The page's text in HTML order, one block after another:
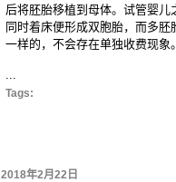
后将胚胎移植到母体。试管婴
同时着床便形成双胞胎，而多
一样的，不会存在单独收费现象。
...
Tags:
2018年2月22日